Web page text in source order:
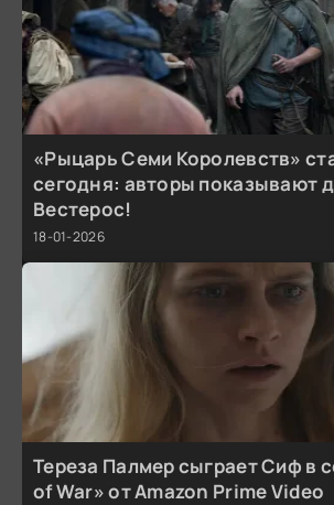
«Рыцарь Семи Королевств»
сегодня: авторы показывают
Вестерос!
18-01-2026
Тереза Палмер сыграет Сиф в
of War» от Amazon Prime Video